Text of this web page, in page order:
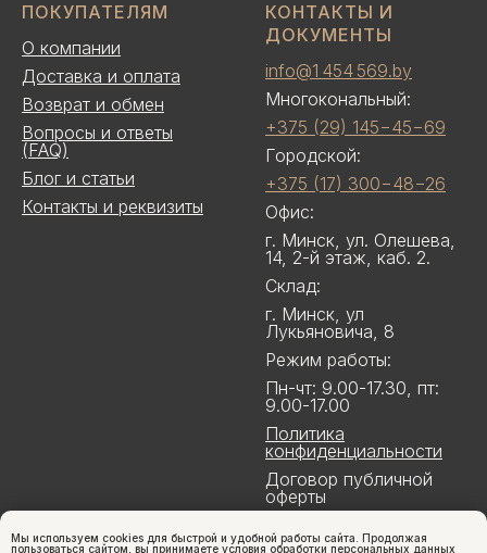
Мы используем cookies для быстрой и удобной работы сайта. Продолжая
пользоваться сайтом, вы принимаете условия обработки персональных данных
ПОКУПАТЕЛЯМ
О компании
Доставка и оплата
Возврат и обмен
Вопросы и ответы
(FAQ)
Блог и статьи
Контакты и реквизиты
КОНТАКТЫ И
ДОКУМЕНТЫ
info@1 454 569.by
Многокональный:
+375 (29) 145−45−69
Городской:
+375 (17) 300−48−26
Офис:
г. Минск, ул. Олешева,
14, 2-й этаж, каб. 2.
Склад:
г. Минск, ул
Лукьяновича, 8
Режим работы:
Пн-чт: 9.00-17.30, пт:
9.00-17.00
Политика
конфиденциальности
Договор публичной
оферты